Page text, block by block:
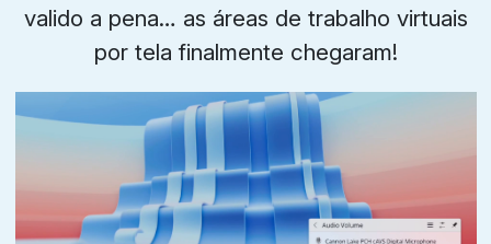
valido a pena… as áreas de trabalho virtuais
por tela finalmente chegaram!